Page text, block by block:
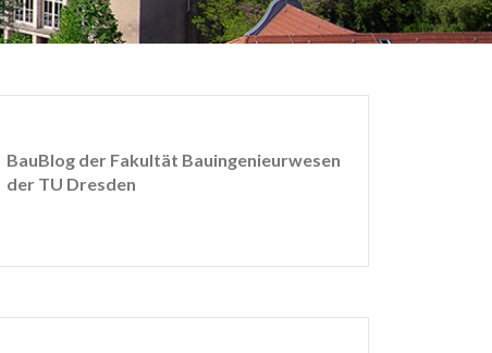
BauBlog der Fakultät Bauingenieurwesen
der TU Dresden